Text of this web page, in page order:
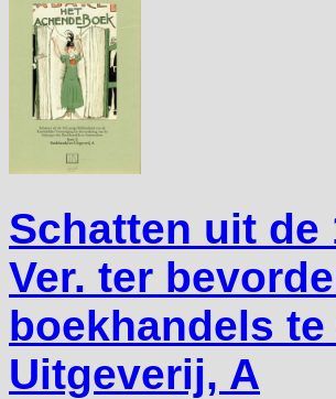
Schatten uit de
Ver. ter
boekhandels
Uitgeverij, A